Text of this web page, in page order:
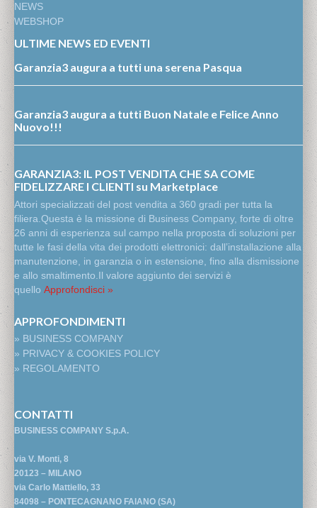
NEWS
WEBSHOP
ULTIME NEWS ED EVENTI
Garanzia3 augura a tutti una serena Pasqua
Garanzia3 augura a tutti Buon Natale e Felice Anno
Nuovo!!!
GARANZIA3: IL POST VENDITA CHE SA COME
FIDELIZZARE I CLIENTI su Marketplace
Attori specializzati del post vendita a 360 gradi per tutta la
filiera.Questa è la missione di Business Company, forte di oltre
26 anni di esperienza sul campo nella proposta di soluzioni per
tutte le fasi della vita dei prodotti elettronici: dall’installazione alla
manutenzione, in garanzia o in estensione, fino alla dismissione
e allo smaltimento.Il valore aggiunto dei servizi è
quello Approfondisci »
APPROFONDIMENTI
» BUSINESS COMPANY
» PRIVACY & COOKIES POLICY
» REGOLAMENTO
CONTATTI
BUSINESS COMPANY S.p.A.
via V. Monti, 8
20123 – MILANO
via Carlo Mattiello, 33
84098 – PONTECAGNANO FAIANO (SA)